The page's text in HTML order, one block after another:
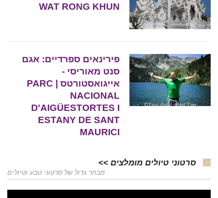
WAT RONG KHUN
פירינאים ספרדיים: אגם
סנט מאוריסי -
אייגואסטורטס | PARC
NACIONAL
D'AIGÜESTORTES I
ESTANY DE SANT
MAURICI
סרטוני טיולים מומלצים >>
מבחר גדול של סרטוני טבע וטיולים